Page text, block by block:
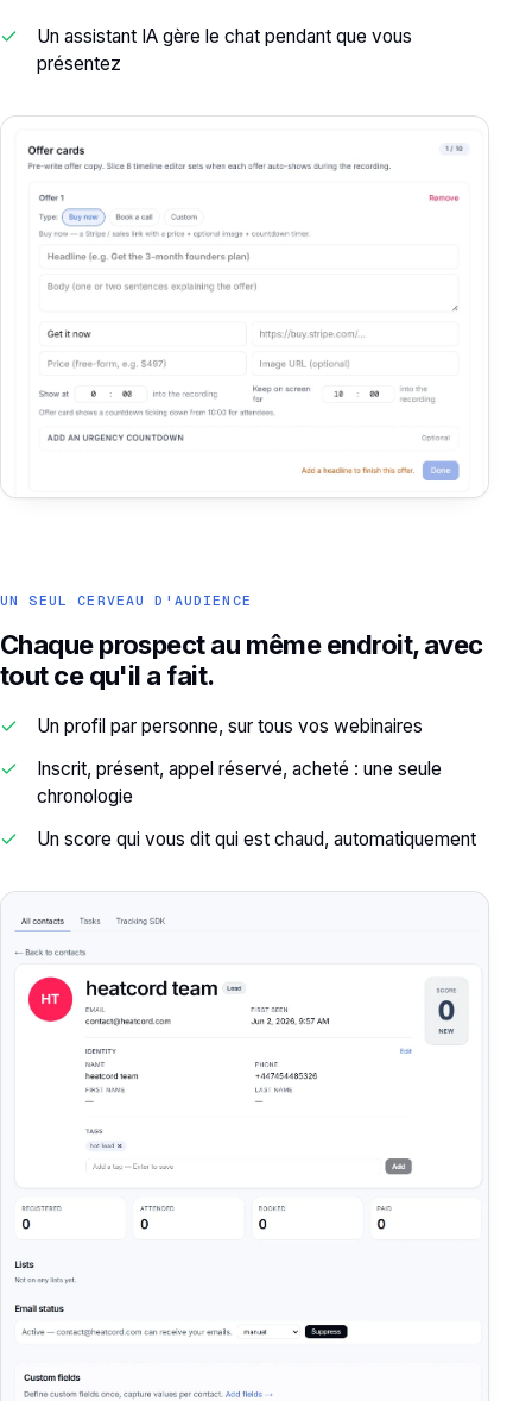
Un assistant IA gère le chat pendant que vous
présentez
UN SEUL CERVEAU D'AUDIENCE
Chaque prospect au même endroit, avec
tout ce qu'il a fait.
Un profil par personne, sur tous vos webinaires
Inscrit, présent, appel réservé, acheté : une seule
chronologie
Un score qui vous dit qui est chaud, automatiquement
CRÉER
Créateur IA
Tunnels
HeatYform
HeatCalendly
MESURER